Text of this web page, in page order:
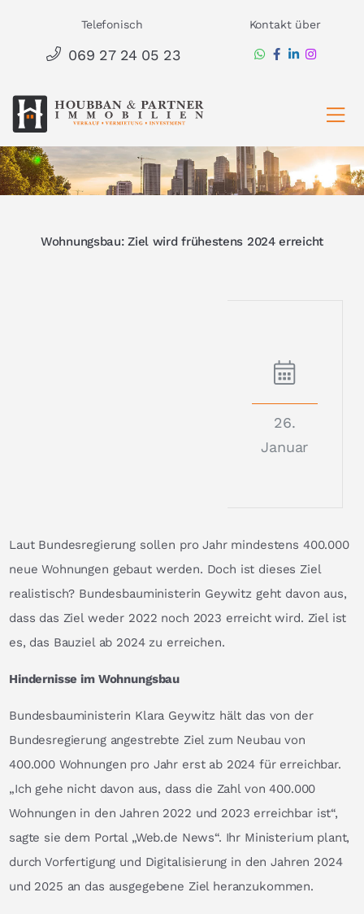
springen
Telefonisch
069 27 24 05 23
Kontakt über
Wohnungsbau: Ziel wird frühestens 2024 erreicht
26.
Januar
Laut Bundesregierung sollen pro Jahr mindestens 400.000
neue Wohnungen gebaut werden. Doch ist dieses Ziel
realistisch? Bundesbauministerin Geywitz geht davon aus,
dass das Ziel weder 2022 noch 2023 erreicht wird. Ziel ist
es, das Bauziel ab 2024 zu erreichen.
Hindernisse im Wohnungsbau
Bundesbauministerin Klara Geywitz hält das von der
Bundesregierung angestrebte Ziel zum Neubau von
400.000 Wohnungen pro Jahr erst ab 2024 für erreichbar.
„Ich gehe nicht davon aus, dass die Zahl von 400.000
Wohnungen in den Jahren 2022 und 2023 erreichbar ist“,
sagte sie dem Portal „Web.de News“. Ihr Ministerium plant,
durch Vorfertigung und Digitalisierung in den Jahren 2024
und 2025 an das ausgegebene Ziel heranzukommen.